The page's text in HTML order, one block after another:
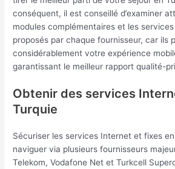
conséquent, il est conseillé d’examiner
modules complémentaires et les
proposés par chaque fournisseur, car ils
considérablement votre expérience
garantissant le meilleur rapport qualité-
Obtenir des services
Turquie
Sécuriser les services Internet et fixes
naviguer via plusieurs fournisseurs
Telekom, Vodafone Net et Turkcell